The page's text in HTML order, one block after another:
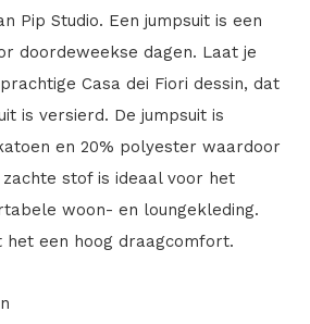
Pip Studio. Een jumpsuit is een
doordeweekse dagen. Laat je
Casa dei Fiori dessin, dat
is versierd. De jumpsuit is
en 20% polyester waardoor
stof is ideaal voor het
woon- en loungekleding.
een hoog draagcomfort.